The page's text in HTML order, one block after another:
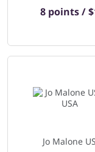
8 points /
Jo Malone US